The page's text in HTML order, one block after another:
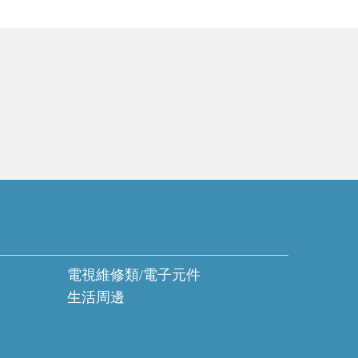
電視維修類/電子元件
生活周邊